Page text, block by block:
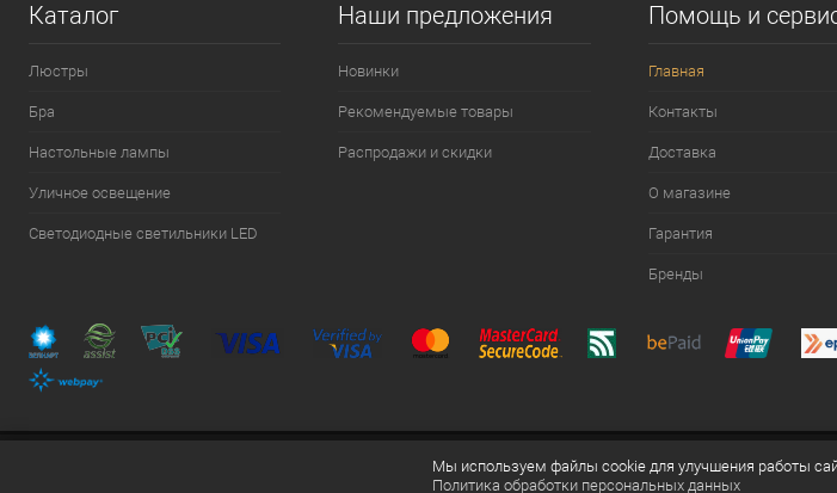
Каталог
Люстры
Бра
Настольные лампы
Уличное освещение
Светодиодные светильники LED
Наши предложения
Новинки
Рекомендуемые товары
Распродажи и скидки
Помощь и
Главная
Контакты
Доставка
О магазине
Гарантия
Бренды
Мы используем файлы cookie для улучшения работы
Политика обработки персональных данных